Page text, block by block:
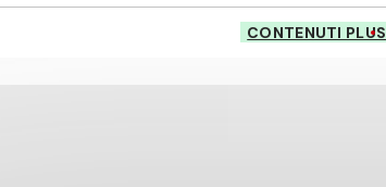
CONTENUTI PLUS